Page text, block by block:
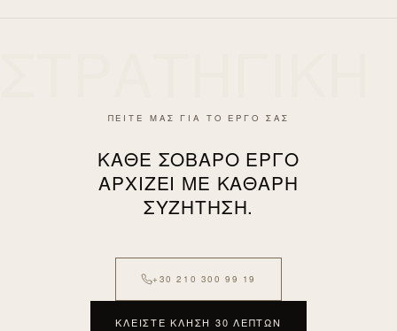
ΠΕΙΤΕ ΜΑΣ ΓΙΑ ΤΟ ΕΡΓΟ ΣΑΣ
ΚΆΘΕ ΣΟΒΑΡΌ ΈΡΓΟ
ΑΡΧΊΖΕΙ ΜΕ ΚΑΘΑΡΉ
ΣΥΖΉΤΗΣΗ.
+30 210 300 99 19
ΚΛΕΊΣΤΕ ΚΛΉΣΗ 30 ΛΕΠΤΏΝ